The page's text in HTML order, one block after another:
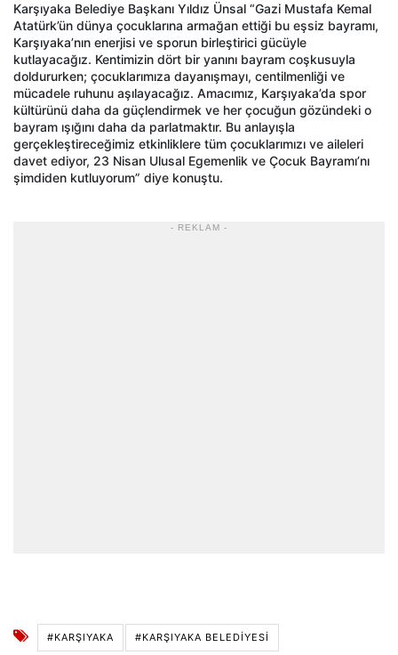
Karşıyaka Belediye Başkanı Yıldız Ünsal “Gazi Mustafa Kemal
Atatürk’ün dünya çocuklarına armağan ettiği bu eşsiz bayramı,
Karşıyaka’nın enerjisi ve sporun birleştirici gücüyle
kutlayacağız. Kentimizin dört bir yanını bayram coşkusuyla
doldururken; çocuklarımıza dayanışmayı, centilmenliği ve
mücadele ruhunu aşılayacağız. Amacımız, Karşıyaka’da spor
kültürünü daha da güçlendirmek ve her çocuğun gözündeki o
bayram ışığını daha da parlatmaktır. Bu anlayışla
gerçekleştireceğimiz etkinliklere tüm çocuklarımızı ve aileleri
davet ediyor, 23 Nisan Ulusal Egemenlik ve Çocuk Bayramı’nı
şimdiden kutluyorum” diye konuştu.
- REKLAM -
#KARŞIYAKA #KARŞIYAKA BELEDIYESI